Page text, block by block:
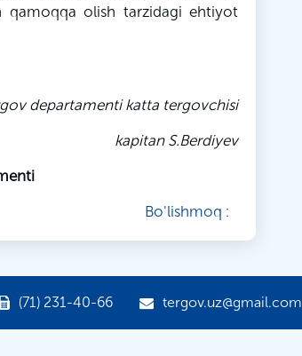
qamoqqa olish tarzidagi ehtiyot
departamenti katta tergovchisi
kapitan S.Berdiyev
Bo'lishmoq :
(71) 231-40-66 tergov.uz@gmail.com